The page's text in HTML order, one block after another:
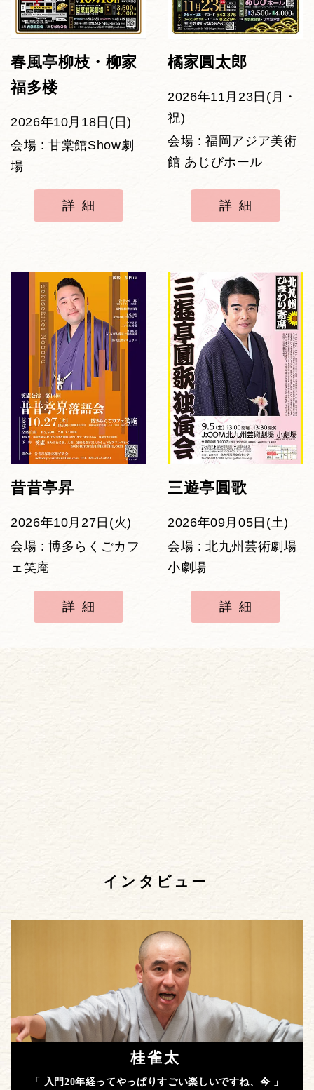
春風亭柳枝・柳家
福多楼
2026年10月18日(日)
会場 : 甘棠館Show劇
場
詳細
橘家圓太郎
2026年11月23日(月・
祝)
会場 : 福岡アジア美術
館 あじびホール
詳細
昔昔亭昇
2026年10月27日(火)
会場 : 博多らくごカフ
ェ笑庵
詳細
三遊亭圓歌
2026年09月05日(土)
会場 : 北九州芸術劇場
小劇場
詳細
インタビュー
桂雀太
「 入門20年経ってやっぱりすごい楽しいですね、今 」